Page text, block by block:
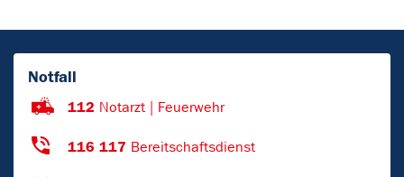
Notfall
112 Notarzt | Feuerwehr
116 117 Bereitschaftsdienst